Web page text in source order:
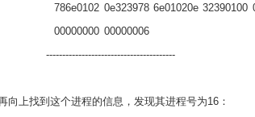
786e0102 0e323978 6e01020e
00000000 00000006
----------------------------------------
向上找到这个进程的信息，发现其进程号为16 ：